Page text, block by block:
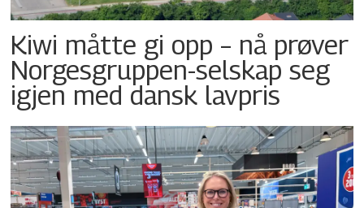
Kiwi måtte gi opp – nå prøver
Norgesgruppen-selskap seg
igjen med dansk lavpris